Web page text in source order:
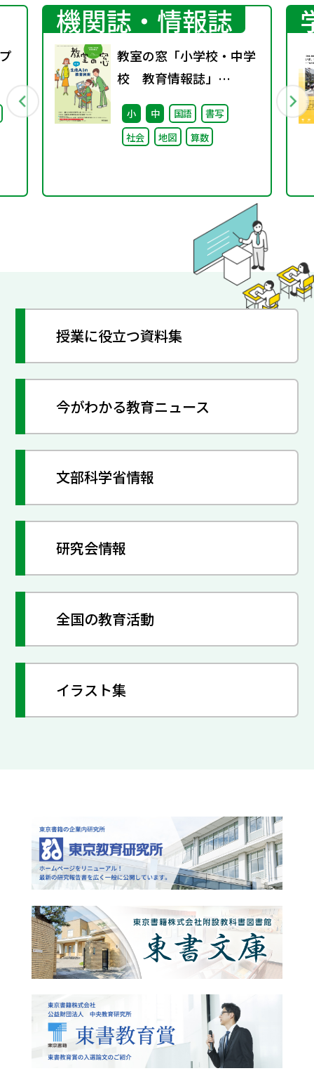
機関誌・情報誌
教室の窓「小学校・中学
校 教育情報誌」
vol.75 2025年4月発行
小 中 国語
書写
社会
地図 算数
授業に役立つ資料集
今がわかる教育ニュース
文部科学省情報
研究会情報
全国の教育活動
イラスト集